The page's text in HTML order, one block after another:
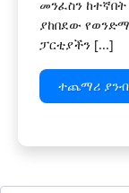
መንፈስን
ያከበደው
ፓርቲያችን [...]
ተጨማሪ